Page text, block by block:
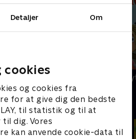
Detaljer Om
cookies
og cookies fra
for at give dig den bedste
til statistik og til at
dig. Vores
kan anvende cookie-data til
Sørøverne
slikbyggere